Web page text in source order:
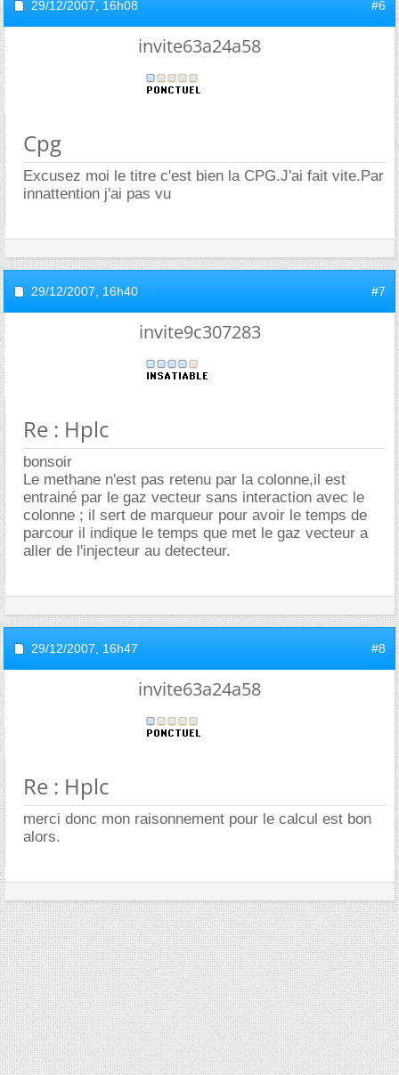
29/12/2007, 16h08 #6
invite63a24a58
Cpg
Excusez moi le titre c'est bien la CPG.J'ai fait vite.Par
innattention j'ai pas vu
29/12/2007, 16h40 #7
invite9c307283
Re : Hplc
bonsoir
Le methane n'est pas retenu par la colonne,il est
entrainé par le gaz vecteur sans interaction avec le
colonne ; il sert de marqueur pour avoir le temps de
parcour il indique le temps que met le gaz vecteur a
aller de l'injecteur au detecteur.
29/12/2007, 16h47 #8
invite63a24a58
Re : Hplc
merci donc mon raisonnement pour le calcul est bon
alors.